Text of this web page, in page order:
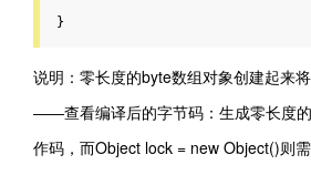
}
说明：零长度的byte数组对象创建起来
――查看编译后的字节码：生成零长度
作码，而Object lock = new Object()则需